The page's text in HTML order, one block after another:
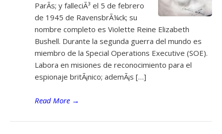
ParÃ­s; y falleciÃ³ el 5 de febrero
de 1945 de RavensbrÃ¼ck; su
nombre completo es Violette Reine Elizabeth
Bushell. Durante la segunda guerra del mundo es
miembro de la Special Operations Executive (SOE).
Labora en misiones de reconocimiento para el
espionaje britÃ¡nico; ademÃ¡s […]
Read More →